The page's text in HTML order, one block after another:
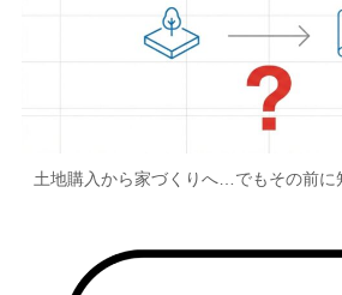
土地購入から家づくりへ…でもその前に